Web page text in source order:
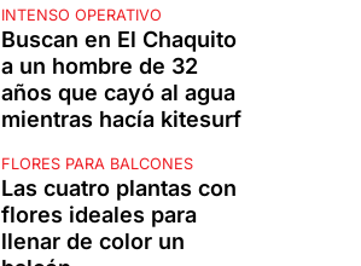
INTENSO OPERATIVO
Buscan en El Chaquito
a un hombre de 32
años que cayó al agua
mientras hacía kitesurf
FLORES PARA BALCONES
Las cuatro plantas con
flores ideales para
llenar de color un